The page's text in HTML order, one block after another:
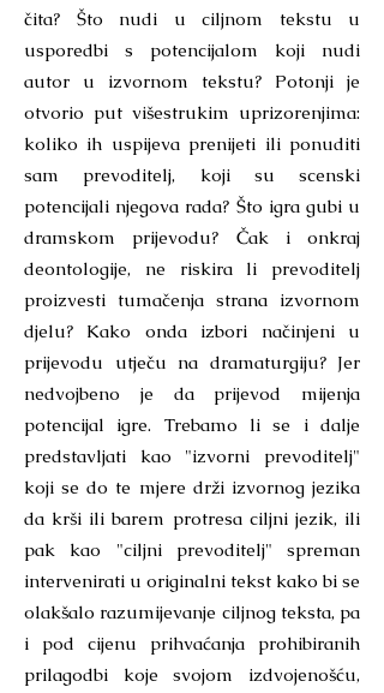
čita? Što nudi u ciljnom tekstu u
usporedbi s potencijalom koji nudi
autor u izvornom tekstu? Potonji je
otvorio put višestrukim uprizorenjima:
koliko ih uspijeva prenijeti ili ponuditi
sam prevoditelj, koji su scenski
potencijali njegova rada? Što igra gubi u
dramskom prijevodu? Čak i onkraj
deontologije, ne riskira li prevoditelj
proizvesti tumačenja strana izvornom
djelu? Kako onda izbori načinjeni u
prijevodu utječu na dramaturgiju? Jer
nedvojbeno je da prijevod mijenja
potencijal igre. Trebamo li se i dalje
predstavljati kao "izvorni prevoditelj"
koji se do te mjere drži izvornog jezika
da krši ili barem protresa ciljni jezik, ili
pak kao "ciljni prevoditelj" spreman
intervenirati u originalni tekst kako bi se
olakšalo razumijevanje ciljnog teksta, pa
i pod cijenu prihvaćanja prohibiranih
prilagodbi koje svojom izdvojenošću,